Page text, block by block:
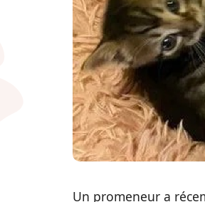
Un promeneur a